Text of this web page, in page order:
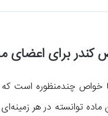
کندر برای اعضای
خواص چندمنظوره است که
توانسته در هر